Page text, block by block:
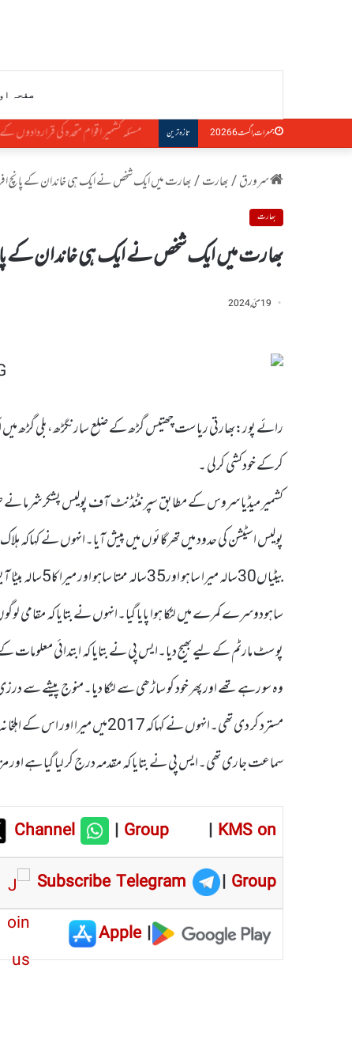
صفحہ
جمعرات, اگست 6 2026 تازہ ترین مسئلہ کشمیر اقوام متحدہ کی
سرورق/بھارت/بھارت میں ایک شخص نے ایک ہی خاندان کے پانچ
بھارت
بھارت میں ایک شخص نے ایک ہی خاندان کے
19 مئی, 2024
کرکے خودکشی کرلی ۔
بیٹیاں30سالہ
ساہودوسرے کمرے میں لٹکا ہوا پایا گیا۔انہوں نے بتایا کہ مقامی
پوسٹ مارٹم کے لیے بھیج دیا۔ایس پی نے بتایا کہ ابتدائی
وہ سو رہے تھے اور پھر خود کو ساڑھی سے لٹکا دیا۔منوج پیشے سے
مسترد کر دی تھی۔انہوں نے
سماعت جاری تھی۔ایس پی نے بتایا کہ مقدمہ درج کر لیا گیا ہے
Channel |Group | KMS on
Subscribe Telegram
| Group
|
Apple